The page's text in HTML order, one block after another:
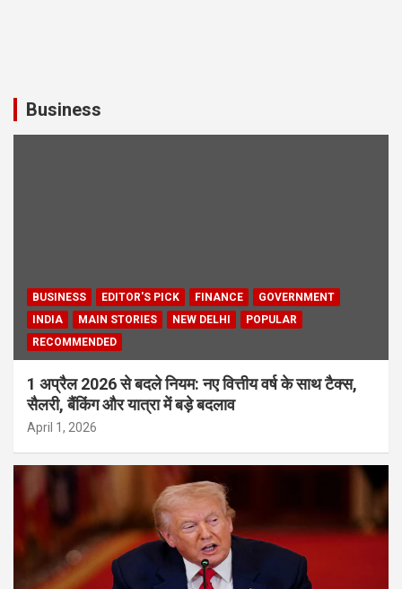
Business
BUSINESS EDITOR'S PICK FINANCE
GOVERNMENT
INDIA
MAIN STORIES NEW DELHI
POPULAR
RECOMMENDED
1 अप्रैल 2026 से बदले नियम: नए वित्तीय वर्ष के साथ टैक्स,
सैलरी, बैंकिंग और यात्रा में बड़े बदलाव
April 1, 2026